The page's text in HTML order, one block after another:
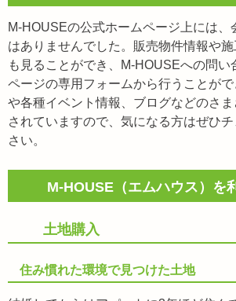
M-HOUSEの公式ホームページ上には、
はありませんでした。販売物件情報や
も見ることができ、M-HOUSEへの問い
ページの専用フォームから行うことが
や各種イベント情報、ブログなどのさ
されていますので、気になる方はぜひ
さい。
M-HOUSE（エムハウス）を
土地購入
住み慣れた環境で見つけた土地